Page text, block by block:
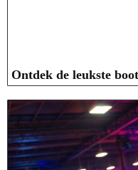
Ontdek de leukste